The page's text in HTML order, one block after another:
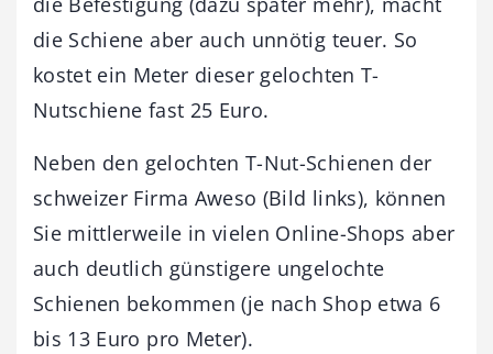
die Schiene aber auch unnötig teuer. So
kostet ein Meter dieser gelochten T-
Nutschiene fast 25 Euro.
Neben den gelochten T-Nut-Schienen der
schweizer Firma Aweso (Bild links), können
Sie mittlerweile in vielen Online-Shops aber
auch deutlich günstigere ungelochte
Schienen bekommen (je nach Shop etwa 6
bis 13 Euro pro Meter).